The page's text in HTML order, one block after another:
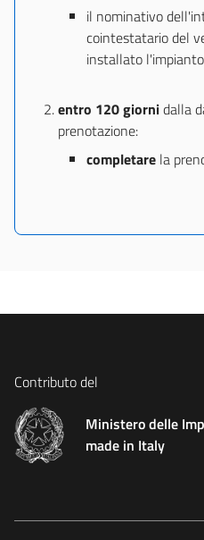
il nominativo
cointestatario del
installato l'impianto
entro 120 giornidalla
prenotazione:
completare la
Contributo del
Ministero delle
made in Italy